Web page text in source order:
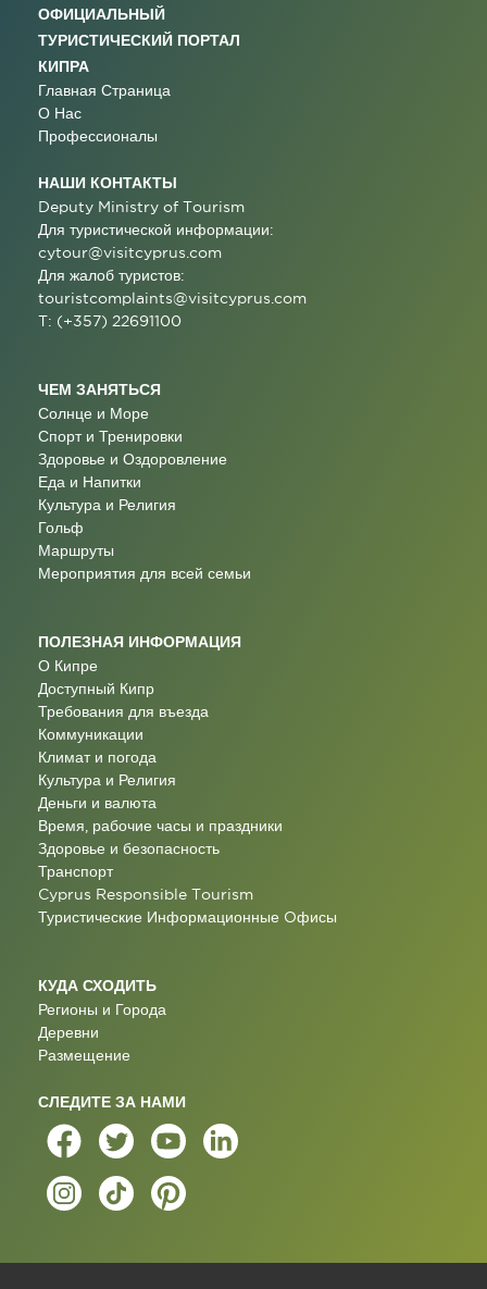
ОФИЦИАЛЬНЫЙ
ТУРИСТИЧЕСКИЙ ПОРТАЛ
КИПРА
Главная Страница
О Нас
Профессионалы
НАШИ КОНТАКТЫ
Deputy Ministry of Tourism
Для туристической информации:
cytour@visitcyprus.com
Для жалоб туристов:
touristcomplaints@visitcyprus.com
T: (+357) 22691100
ЧЕМ ЗАНЯТЬСЯ
Солнце и Море
Спорт и Тренировки
Здоровье и Оздоровление
Еда и Напитки
Культура и Религия
Гольф
Маршруты
Мероприятия для всей семьи
ПОЛЕЗНАЯ ИНФОРМАЦИЯ
О Кипре
Доступный Кипр
Требования для въезда
Коммуникации
Климат и погода
Культура и Религия
Деньги и валюта
Время, рабочие часы и праздники
Здоровье и безопасность
Транспорт
Cyprus Responsible Tourism
Туристические Информационные Oфисы
КУДА СХОДИТЬ
Регионы и Города
Деревни
Размещение
СЛЕДИТЕ ЗА НАМИ